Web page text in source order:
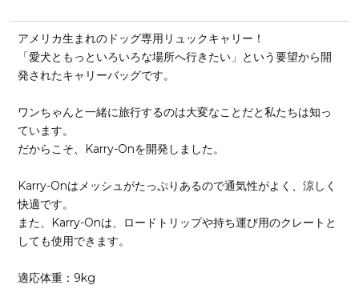
アメリカ生まれのドッグ専用リュックキャリー！
「愛犬ともっといろいろな場所へ行きたい」という要望から開
発されたキャリーバッグです。
ワンちゃんと一緒に旅行するのは大変なことだと私たちは知っ
ています。
だからこそ、Karry-Onを開発しました。
Karry-Onはメッシュがたっぷりあるので通気性がよく、涼しく
快適です。
また、Karry-Onは、ロードトリップや持ち運び用のクレートと
しても使用できます。
適応体重：9kg